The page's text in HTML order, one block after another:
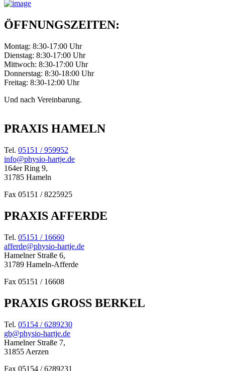
ÖFFNUNGSZEITEN:
Montag: 8:30-17:00 Uhr
Dienstag: 8:30-17:00 Uhr
Mittwoch: 8:30-17:00 Uhr
Donnerstag: 8:30-18:00 Uhr
Freitag: 8:30-12:00 Uhr
Und nach Vereinbarung.
PRAXIS HAMELN
Tel. 05151 / 959952
info@physio-hartje.de
164er Ring 9,
31785 Hameln
Fax 05151 / 8225925
PRAXIS AFFERDE
Tel. 05151 / 16660
afferde@physio-hartje.de
Hamelner Straße 6,
31789 Hameln-Afferde
Fax 05151 / 16608
PRAXIS GROSS BERKEL
Tel. 05154 / 6289230
gb@physio-hartje.de
Hamelner Straße 7,
31855 Aerzen
Fax 05154 / 6289231